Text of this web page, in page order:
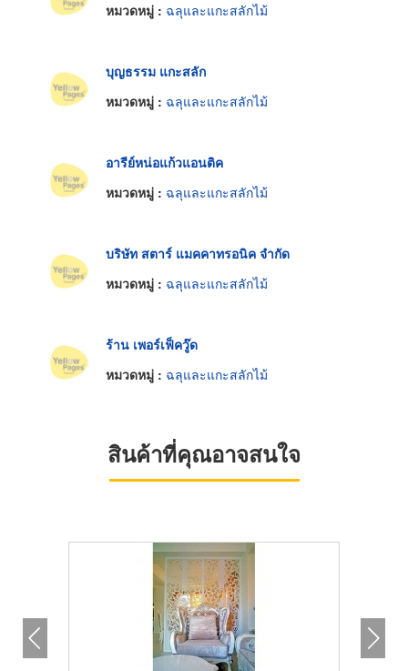
หมวดหมู่ : ฉลุและแกะสลักไม้
บุญธรรม แกะสลัก
หมวดหมู่ : ฉลุและแกะสลักไม้
อารีย์หน่อแก้วแอนติค
หมวดหมู่ : ฉลุและแกะสลักไม้
บริษัท สตาร์ แมคคาทรอนิค จำกัด
หมวดหมู่ : ฉลุและแกะสลักไม้
ร้าน เพอร์เฟ็ควู๊ด
หมวดหมู่ : ฉลุและแกะสลักไม้
สินค้าที่คุณอาจสนใจ